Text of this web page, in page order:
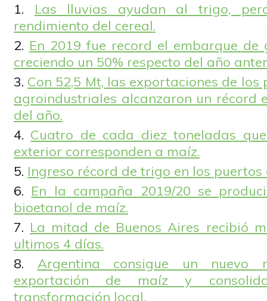
Las lluvias ayudan al trigo,
rendimiento del cereal.
En 2019 fue record el embarque de
creciendo un 50% respecto del año
Con 52,5 Mt, las exportaciones de
agroindustriales alcanzaron un récord
del año.
Cuatro de cada diez toneladas
exterior corresponden a maíz.
Ingreso récord de trigo en los puertos
En la campaña 2019/20 se
bioetanol de maíz.
La mitad de Buenos Aires recibió
ultimos 4 días.
Argentina consigue un nuevo
exportación de maíz y
transformación local.